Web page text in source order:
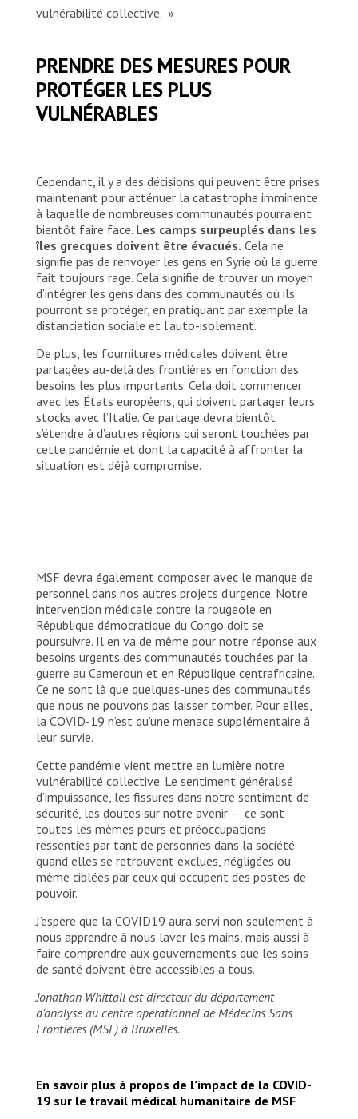
vulnérabilité collective. »
PRENDRE DES MESURES POUR
PROTÉGER LES PLUS
VULNÉRABLES
Cependant, il y a des décisions qui peuvent être prises
maintenant pour atténuer la catastrophe imminente
à laquelle de nombreuses communautés pourraient
bientôt faire face. Les camps surpeuplés dans les
îles grecques doivent être évacués. Cela ne
signifie pas de renvoyer les gens en Syrie où la guerre
fait toujours rage. Cela signifie de trouver un moyen
d’intégrer les gens dans des communautés où ils
pourront se protéger, en pratiquant par exemple la
distanciation sociale et l’auto-isolement.
De plus, les fournitures médicales doivent être
partagées au-delà des frontières en fonction des
besoins les plus importants. Cela doit commencer
avec les États européens, qui doivent partager leurs
stocks avec l’Italie. Ce partage devra bientôt
s’étendre à d’autres régions qui seront touchées par
cette pandémie et dont la capacité à affronter la
situation est déjà compromise.
MSF devra également composer avec le manque de
personnel dans nos autres projets d’urgence. Notre
intervention médicale contre la rougeole en
République démocratique du Congo doit se
poursuivre. Il en va de même pour notre réponse aux
besoins urgents des communautés touchées par la
guerre au Cameroun et en République centrafricaine.
Ce ne sont là que quelques-unes des communautés
que nous ne pouvons pas laisser tomber. Pour elles,
la COVID-19 n’est qu’une menace supplémentaire à
leur survie.
Cette pandémie vient mettre en lumière notre
vulnérabilité collective. Le sentiment généralisé
d’impuissance, les fissures dans notre sentiment de
sécurité, les doutes sur notre avenir – ce sont
toutes les mêmes peurs et préoccupations
ressenties par tant de personnes dans la société
quand elles se retrouvent exclues, négligées ou
même ciblées par ceux qui occupent des postes de
pouvoir.
J’espère que la COVID19 aura servi non seulement à
nous apprendre à nous laver les mains, mais aussi à
faire comprendre aux gouvernements que les soins
de santé doivent être accessibles à tous.
Jonathan Whittall est directeur du département
d’analyse au centre opérationnel de Médecins Sans
Frontières (MSF) à Bruxelles.
En savoir plus à propos de l’impact de la COVID-
19 sur le travail médical humanitaire de MSF